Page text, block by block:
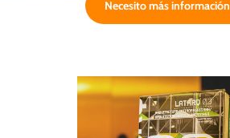
Necesito más información